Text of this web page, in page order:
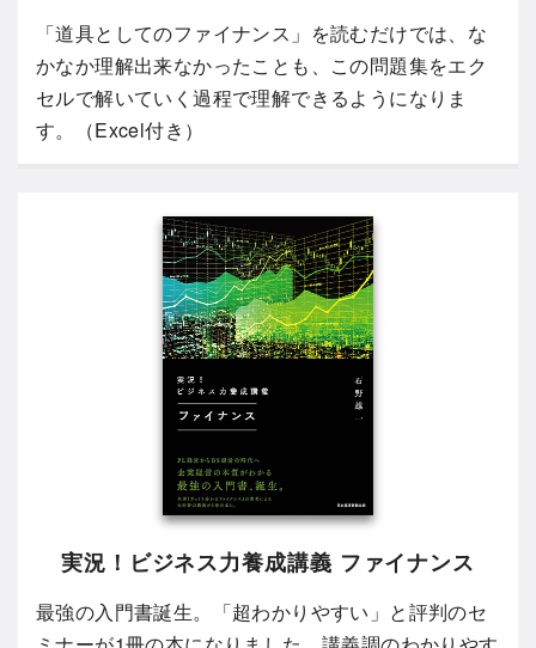
「道具としてのファイナンス」を読むだけでは、な
かなか理解出来なかったことも、この問題集をエク
セルで解いていく過程で理解できるようになりま
す。（Excel付き）
実況！ビジネス力養成講義 ファイナンス
最強の入門書誕生。「超わかりやすい」と評判のセ